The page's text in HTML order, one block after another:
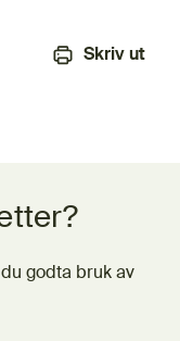
Skriv ut
godta bruk av